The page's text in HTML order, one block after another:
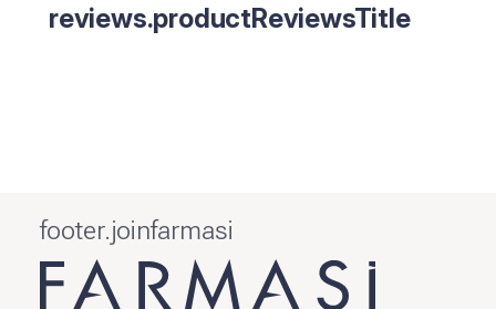
reviews.productReviewsTitle
footer.joinfarmasi